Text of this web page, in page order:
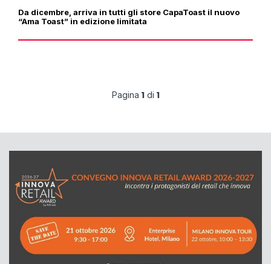
Da dicembre, arriva in tutti gli store CapaToast il nuovo
“Ama Toast” in edizione limitata
Pagina 1di 1